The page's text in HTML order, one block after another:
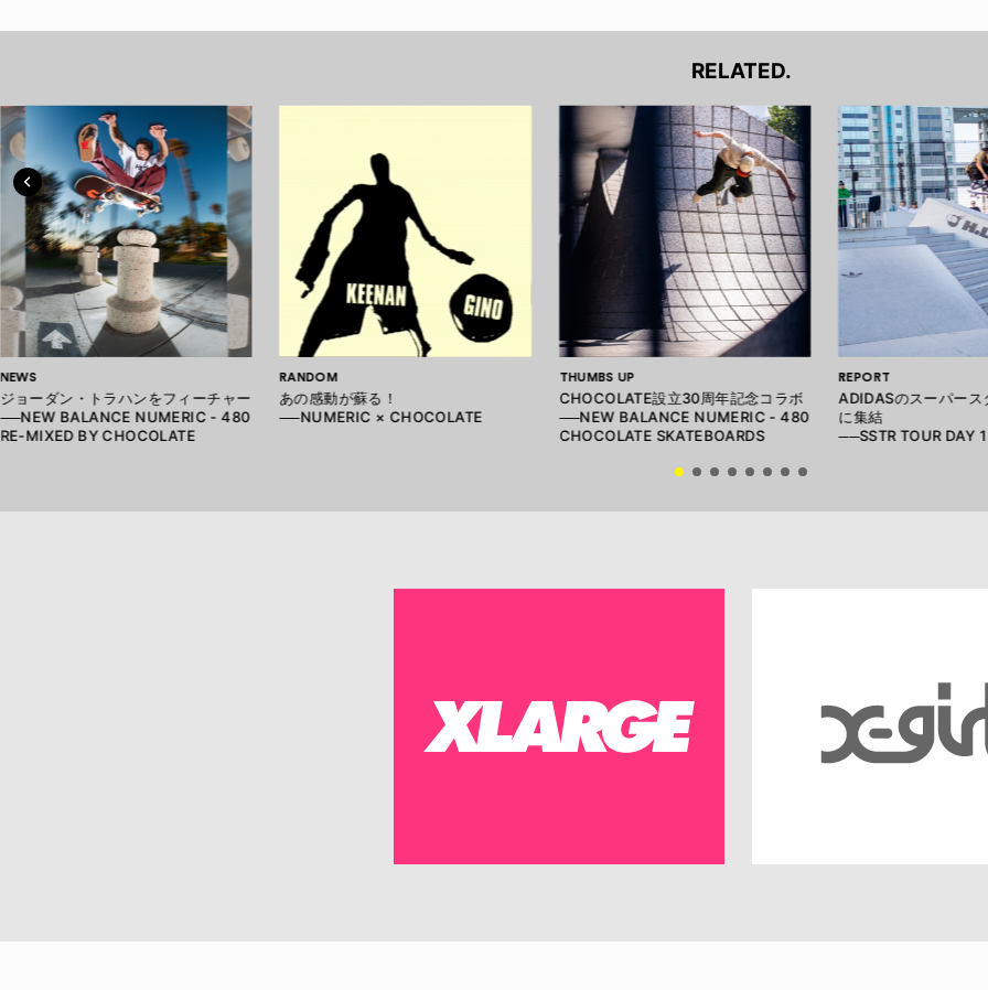
RELATED.
NEWS
ジョーダン・トラハンをフィーチャー
──NEW BALANCE NUMERIC - 480
RE-MIXED BY CHOCOLATE
RANDOM
あの感動が蘇る！
──NUMERIC × CHOCOLATE
THUMBS UP
CHOCOLATE設立30周年記念コラボ
──NEW BALANCE NUMERIC - 480
CHOCOLATE SKATEBOARDS
REPORT
ADIDASのスーパー
に集結
──SSTR TOUR DAY 1